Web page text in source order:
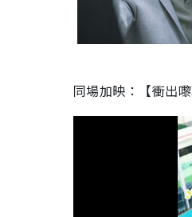
同場加映：【衝出